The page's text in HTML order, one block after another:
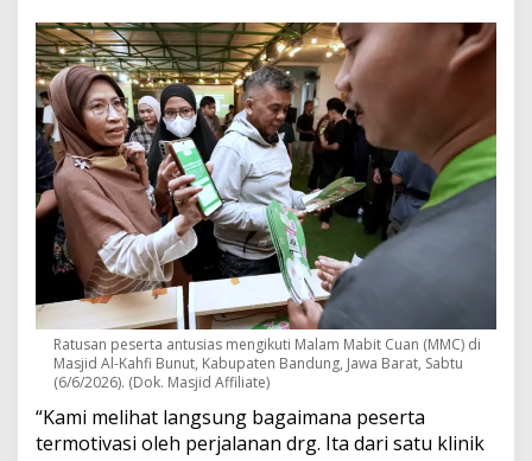
Ratusan peserta antusias mengikuti Malam Mabit Cuan (MMC) di
Masjid Al-Kahfi Bunut, Kabupaten Bandung, Jawa Barat, Sabtu
(6/6/2026). (Dok. Masjid Affiliate)
“Kami melihat langsung bagaimana peserta
termotivasi oleh perjalanan drg. Ita dari satu klinik